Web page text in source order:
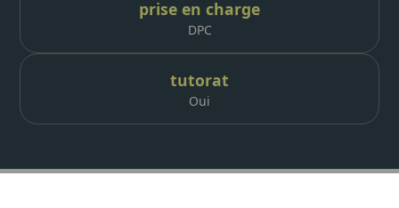
prise en charge
DPC
tutorat
Oui